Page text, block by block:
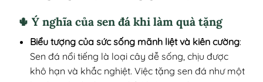
🌵 Ý nghĩa của sen đá khi làm quà tặng
Biểu tượng của sức sống mãnh liệt và kiên cường:
Sen đá nổi tiếng là loại cây dễ sống, chịu được
khô hạn và khắc nghiệt. Việc tặng sen đá như một